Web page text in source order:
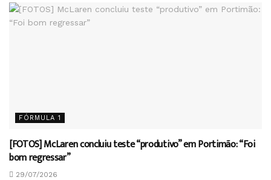
FÓRMULA 1
[FOTOS] McLaren concluiu teste “produtivo” em Portimão: “Foi
bom regressar”
29/07/2026